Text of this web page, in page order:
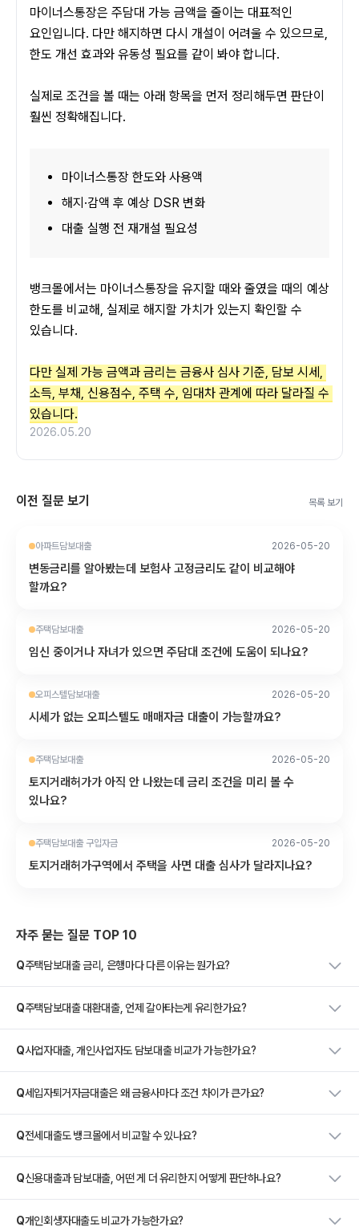
마이너스통장은 주담대 가능 금액을 줄이는 대표적인
요인입니다. 다만 해지하면 다시 개설이 어려울 수 있으므로,
한도 개선 효과와 유동성 필요를 같이 봐야 합니다.
실제로 조건을 볼 때는 아래 항목을 먼저 정리해두면 판단이
훨씬 정확해집니다.
마이너스통장 한도와 사용액
해지·감액 후 예상 DSR 변화
대출 실행 전 재개설 필요성
뱅크몰에서는 마이너스통장을 유지할 때와 줄였을 때의 예상
한도를 비교해, 실제로 해지할 가치가 있는지 확인할 수
있습니다.
다만 실제 가능 금액과 금리는 금융사 심사 기준, 담보 시세,
소득, 부채, 신용점수, 주택 수, 임대차 관계에 따라 달라질 수
있습니다.
2026.05.20
이전 질문 보기 목록 보기
아파트담보대출 2026-05-20
변동금리를 알아봤는데 보험사 고정금리도 같이 비교해야
할까요?
주택담보대출 2026-05-20
임신 중이거나 자녀가 있으면 주담대 조건에 도움이 되나요?
오피스텔담보대출 2026-05-20
시세가 없는 오피스텔도 매매자금 대출이 가능할까요?
주택담보대출 2026-05-20
토지거래허가가 아직 안 나왔는데 금리 조건을 미리 볼 수
있나요?
주택담보대출 구입자금 2026-05-20
토지거래허가구역에서 주택을 사면 대출 심사가 달라지나요?
자주 묻는 질문 TOP 10
Q주택담보대출 금리, 은행마다 다른 이유는 뭔가요?
Q주택담보대출 대환대출, 언제 갈아타는게 유리한가요?
Q사업자대출, 개인사업자도 담보대출 비교가 가능한가요?
Q세입자퇴거자금대출은 왜 금융사마다 조건 차이가 큰가요?
Q전세대출도 뱅크몰에서 비교할 수 있나요?
Q신용대출과 담보대출, 어떤 게 더 유리한지 어떻게 판단하나요?
Q개인회생자대출도 비교가 가능한가요?